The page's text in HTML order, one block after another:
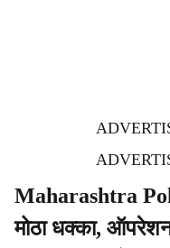
Maharashtra
मोठा धक्का,